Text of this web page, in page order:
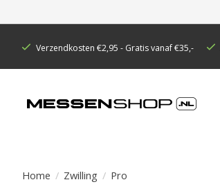
Verzendkosten €2,95 - Gratis vanaf €35,-
Home / Zwilling / Pro